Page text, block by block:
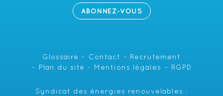
ABONNEZ-VOUS
Glossaire Contact
Recrutement
Plan du site
Mentions légales RGPD
Syndicat des énergies renouvelables :